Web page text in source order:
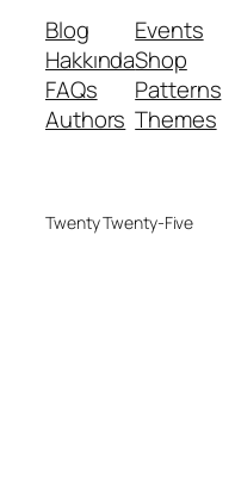
Blog
Hakkında
FAQs
Authors
Events
Shop
Patterns
Themes
Twenty Twenty-Five